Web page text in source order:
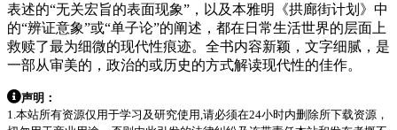
表述的“无关宏旨的表面现象”，以及本雅明《拱廊街计划》中
的“辨证意象”或“单子论”的阐述，都在日常生活世界的层面上
救赎了最为细微的现代性痕迹。全书内容新颖，文字细腻，是
一部从审美的，政治的或历史的方式解读现代性的佳作。
声明：
1.本站所有资源仅用于学习及研究使用,请必须在24小时内删除所下载资源，